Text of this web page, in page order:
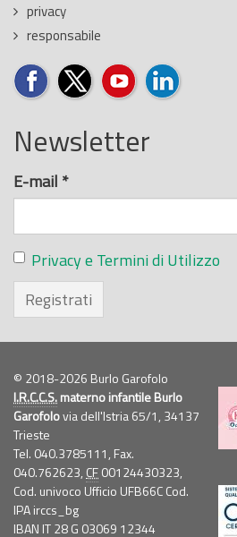
privacy
responsabile
Newsletter
E-mail *
Privacy e Termini di Utilizzo
Registrati
© 2018-2026 Burlo Garofolo
I.R.C.C.S.materno infantile Burlo
Garofolovia dell'Istria 65/1, 34137
Trieste
Tel. 040.3785111, Fax.
040.762623, CF00124430323,
Cod. univoco Ufficio UFB66C Cod.
IPA irccs_bg
IBAN IT 28 G 03069 12344